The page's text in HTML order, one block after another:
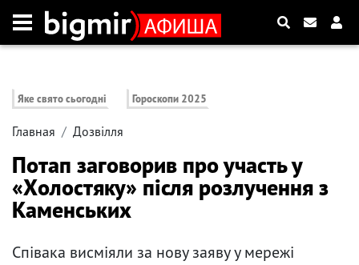
Яке свято сьогодні Гороскопи 2025
Главная Дозвілля
Потап заговорив про участь у
«Холостяку» після розлучення з
Каменських
Співака висміяли за нову заяву у мережі